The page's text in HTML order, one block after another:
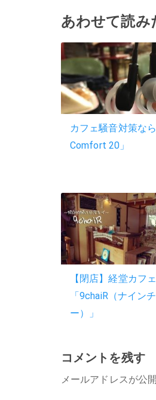
あわせて読み
カフェ騒音対策な
Comfort 20」
【閉店】経堂カフェ
「9chaiR（ナイン
ー）」
コメントを残す
メールアドレスが公